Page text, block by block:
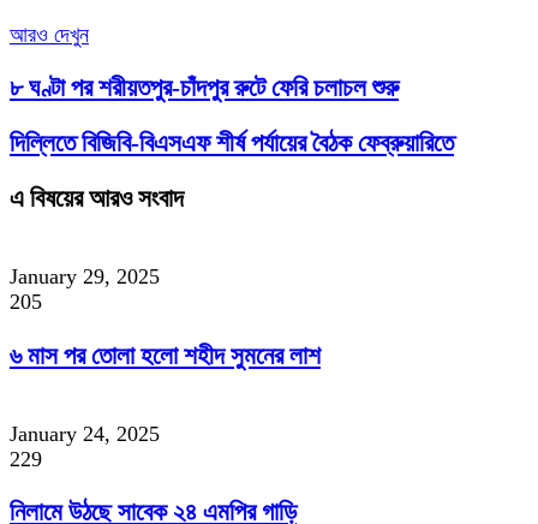
আরও দেখুন
৮ ঘণ্টা পর শরীয়তপুর-চাঁদপুর রুটে ফেরি চলাচল শুরু
দিল্লিতে বিজিবি-বিএসএফ শীর্ষ পর্যায়ের বৈঠক ফেব্রুয়ারিতে
এ বিষয়ের আরও সংবাদ
January 29, 2025
205
৬ মাস পর তোলা হলো শহীদ সুমনের লাশ
January 24, 2025
229
নিলামে উঠছে সাবেক ২৪ এমপির গাড়ি